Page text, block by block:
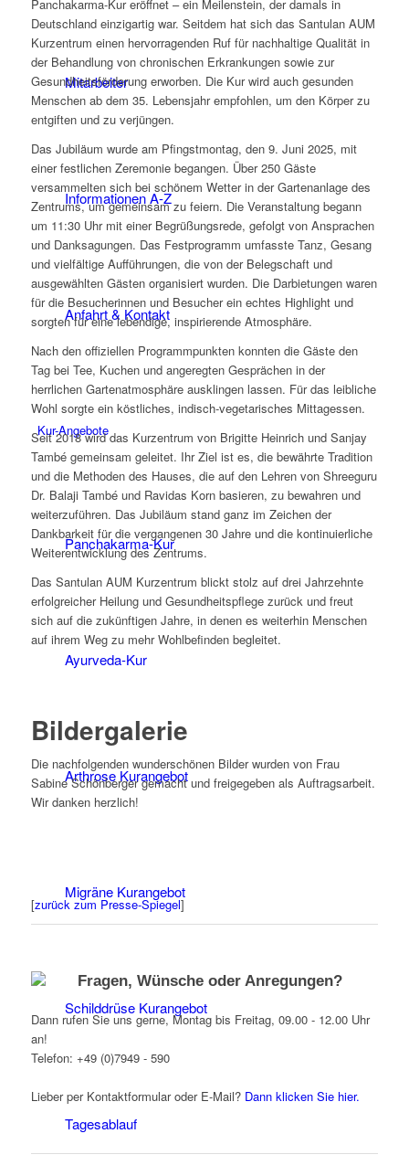
Mitarbeiter
Informationen A-Z
Anfahrt & Kontakt
Kur-Angebote
Panchakarma-Kur
Ayurveda-Kur
Arthrose Kurangebot
Migräne Kurangebot
Schilddrüse Kurangebot
Tagesablauf
Panchakarma-Kur eröffnet – ein Meilenstein, der damals in
Deutschland einzigartig war. Seitdem hat sich das Santulan AUM
Kurzentrum einen hervorragenden Ruf für nachhaltige Qualität in
der Behandlung von chronischen Erkrankungen sowie zur
Gesundheitsförderung erworben. Die Kur wird auch gesunden
Menschen ab dem 35. Lebensjahr empfohlen, um den Körper zu
entgiften und zu verjüngen.
Das Jubiläum wurde am Pfingstmontag, den 9. Juni 2025, mit
einer festlichen Zeremonie begangen. Über 250 Gäste
versammelten sich bei schönem Wetter in der Gartenanlage des
Zentrums, um gemeinsam zu feiern. Die Veranstaltung begann
um 11:30 Uhr mit einer Begrüßungsrede, gefolgt von Ansprachen
und Danksagungen. Das Festprogramm umfasste Tanz, Gesang
und vielfältige Aufführungen, die von der Belegschaft und
ausgewählten Gästen organisiert wurden. Die Darbietungen waren
für die Besucherinnen und Besucher ein echtes Highlight und
sorgten für eine lebendige, inspirierende Atmosphäre.
Nach den offiziellen Programmpunkten konnten die Gäste den
Tag bei Tee, Kuchen und angeregten Gesprächen in der
herrlichen Gartenatmosphäre ausklingen lassen. Für das leibliche
Wohl sorgte ein köstliches, indisch-vegetarisches Mittagessen.
Seit 2018 wird das Kurzentrum von Brigitte Heinrich und Sanjay
També gemeinsam geleitet. Ihr Ziel ist es, die bewährte Tradition
und die Methoden des Hauses, die auf den Lehren von Shreeguru
Dr. Balaji També und Ravidas Korn basieren, zu bewahren und
weiterzuführen. Das Jubiläum stand ganz im Zeichen der
Dankbarkeit für die vergangenen 30 Jahre und die kontinuierliche
Weiterentwicklung des Zentrums.
Das Santulan AUM Kurzentrum blickt stolz auf drei Jahrzehnte
erfolgreicher Heilung und Gesundheitspflege zurück und freut
sich auf die zukünftigen Jahre, in denen es weiterhin Menschen
auf ihrem Weg zu mehr Wohlbefinden begleitet.
Bildergalerie
Die nachfolgenden wunderschönen Bilder wurden von Frau
Sabine Schönberger gemacht und freigegeben als Auftragsarbeit.
Wir danken herzlich!
[zurück zum Presse-Spiegel]
Fragen, Wünsche oder Anregungen?
Dann rufen Sie uns gerne, Montag bis Freitag, 09.00 - 12.00 Uhr
an!
Telefon: +49 (0)7949 - 590
Lieber per Kontaktformular oder E-Mail? Dann klicken Sie hier.